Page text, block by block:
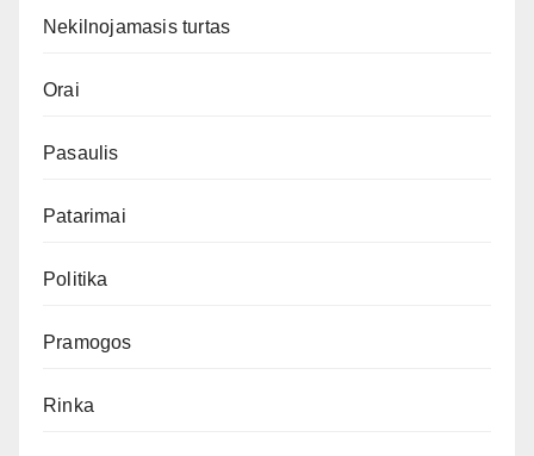
Nekilnojamasis turtas
Orai
Pasaulis
Patarimai
Politika
Pramogos
Rinka